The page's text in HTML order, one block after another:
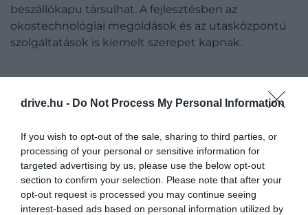
drive.hu - Do Not Process My Personal Information
If you wish to opt-out of the sale, sharing to third parties, or
processing of your personal or sensitive information for
targeted advertising by us, please use the below opt-out
section to confirm your selection. Please note that after your
opt-out request is processed you may continue seeing
interest-based ads based on personal information utilized by
beszállókapu társulhat. A fejlesztésben az
okostechnológiai megoldások és az utasközpontú
szolgáltatások is kiemelt szerepet kapnak.
NINCS ÉRTELME ANNAK,
HOGY EGYMÁSHOZ ILYEN
KÖZEL KÉT NAGY FORGALMÚ
REPÜLŐTERET
ÜZEMELTESSÜNK